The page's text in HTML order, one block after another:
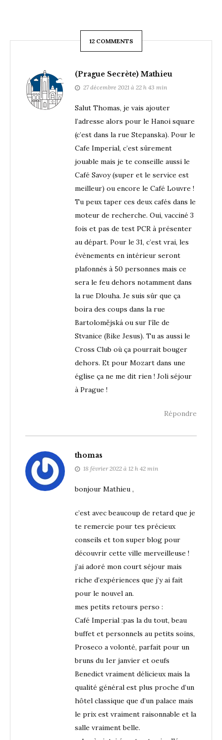
12 COMMENTS
(Prague Secrète) Mathieu
27 décembre 2021 à 22 h 43 min
Salut Thomas, je vais ajouter
l’adresse alors pour le Hanoi square
(c’est dans la rue Stepanska). Pour le
Cafe Imperial, c’est sûrement
jouable mais je te conseille aussi le
Café Savoy (super et le service est
meilleur) ou encore le Café Louvre !
Tu peux taper ces deux cafés dans le
moteur de recherche. Oui, vacciné 3
fois et pas de test PCR à présenter
au départ. Pour le 31, c’est vrai, les
évènements en intérieur seront
plafonnés à 50 personnes mais ce
sera le feu dehors notamment dans
la rue Dlouha. Je suis sûr que ça
boira des coups dans la rue
Bartolomějská ou sur l’île de
Stvanice (Bike Jesus). Tu as aussi le
Cross Club où ça pourrait bouger
dehors. Et pour Mozart dans une
église ça ne me dit rien ! Joli séjour
à Prague !
Répondre
thomas
18 février 2022 à 12 h 42 min
bonjour Mathieu ,
c’est avec beaucoup de retard que je
te remercie pour tes précieux
conseils et ton super blog pour
découvrir cette ville merveilleuse !
j’ai adoré mon court séjour mais
riche d’expériences que j’y ai fait
pour le nouvel an.
mes petits retours perso :
Café Imperial :pas la du tout, beau
buffet et personnels au petits soins,
Proseco a volonté, parfait pour un
bruns du 1er janvier et oeufs
Benedict vraiment délicieux mais la
qualité général est plus proche d’un
hôtel classique que d’un palace mais
le prix est vraiment raisonnable et la
salle vraiment belle.